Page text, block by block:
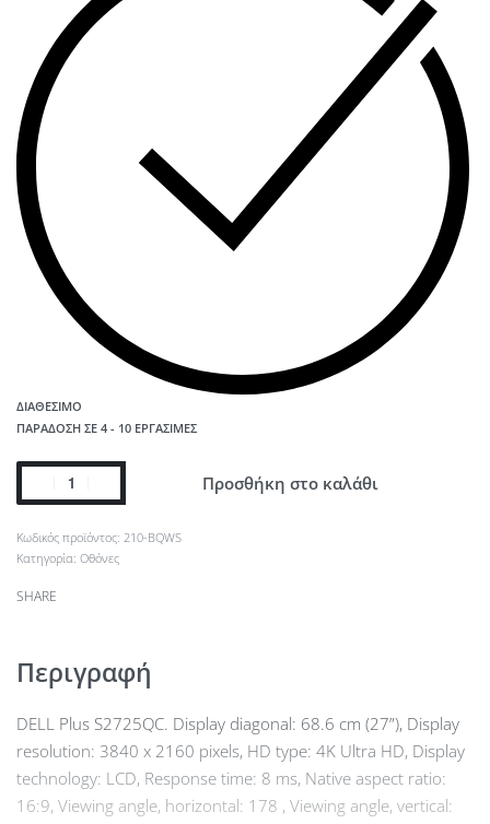
ΔΙΑΘΈΣΙΜΟ
ΠΑΡΆΔΟΣΗ ΣΕ 4 - 10 ΕΡΓΆΣΙΜΕΣ
Προσθήκη στο καλάθι
210-BQWS
Κατηγορία: Οθόνες
SHARE
Περιγραφή
DELL Plus S2725QC. Display diagonal: 68.6 cm (27”), Display
resolution: 3840 x 2160 pixels, HD type: 4K Ultra HD, Display
technology: LCD, Response time: 8 ms, Native aspect ratio:
16:9, Viewing angle, horizontal: 178 , Viewing angle, vertical: